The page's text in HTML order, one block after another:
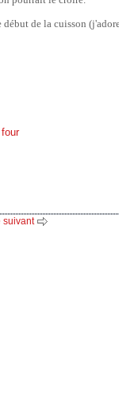
début de la cuisson
suivant